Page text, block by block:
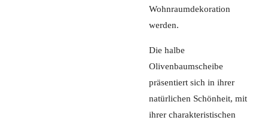
Wohnraumdekoration
werden.
Die halbe
Olivenbaumscheibe
präsentiert sich in ihrer
natürlichen Schönheit, mit
ihrer charakteristischen